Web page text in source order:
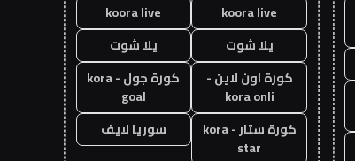
koora live
koora live
يلا شوت
يلا شوت
كورة اون لاين -
kora onli
كورة جول - kora
goal
كورة ستار - kora
star
سوريا لايف